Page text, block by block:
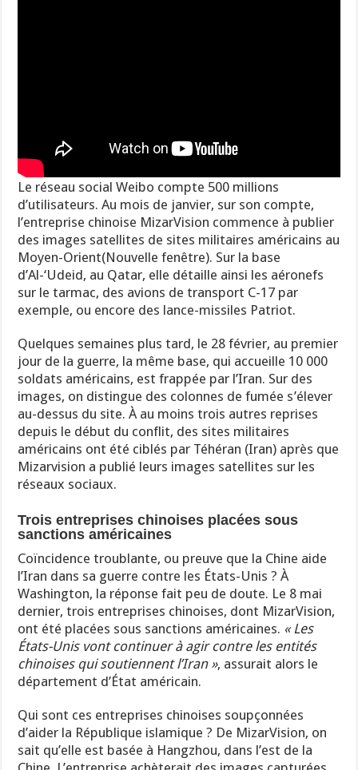
Le réseau social Weibo compte 500 millions
d’utilisateurs. Au mois de janvier, sur son compte,
l’entreprise chinoise MizarVision commence à publier
des images satellites de sites militaires américains au
Moyen-Orient(Nouvelle fenêtre). Sur la base
d’Al-‘Udeid, au Qatar, elle détaille ainsi les aéronefs
sur le tarmac, des avions de transport C-17 par
exemple, ou encore des lance-missiles Patriot.
Quelques semaines plus tard, le 28 février, au premier
jour de la guerre, la même base, qui accueille 10 000
soldats américains, est frappée par l’Iran. Sur des
images, on distingue des colonnes de fumée s’élever
au-dessus du site. À au moins trois autres reprises
depuis le début du conflit, des sites militaires
américains ont été ciblés par Téhéran (Iran) après que
Mizarvision a publié leurs images satellites sur les
réseaux sociaux.
Trois entreprises chinoises placées sous
sanctions américaines
Coïncidence troublante, ou preuve que la Chine aide
l’Iran dans sa guerre contre les États-Unis ? À
Washington, la réponse fait peu de doute. Le 8 mai
dernier, trois entreprises chinoises, dont MizarVision,
ont été placées sous sanctions américaines. « Les
États-Unis vont continuer à agir contre les entités
chinoises qui soutiennent l’Iran », assurait alors le
département d’État américain.
Qui sont ces entreprises chinoises soupçonnées
d’aider la République islamique ? De MizarVision, on
sait qu’elle est basée à Hangzhou, dans l’est de la